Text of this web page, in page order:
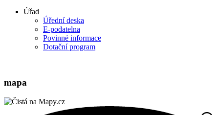
Úřad
Úřední deska
E-podatelna
Povinné informace
Dotační program
mapa